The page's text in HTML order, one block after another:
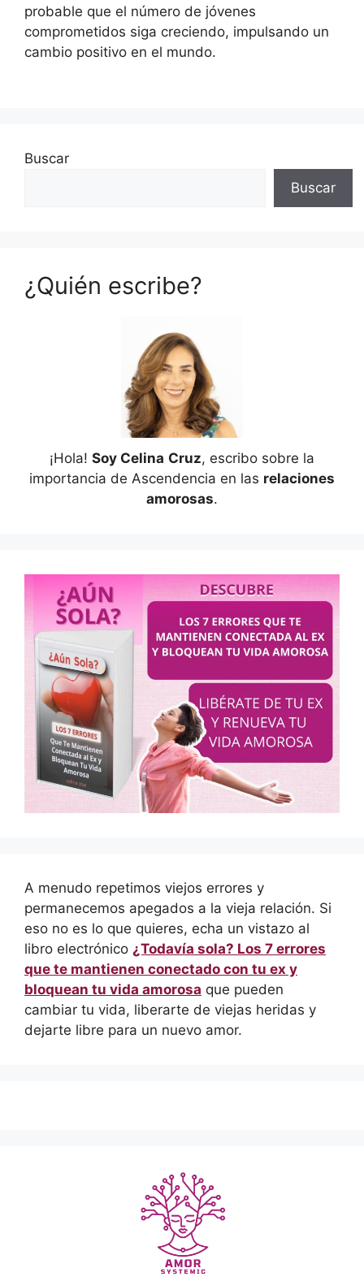
probable que el número de jóvenes
comprometidos siga creciendo, impulsando un
cambio positivo en el mundo.
Buscar
Buscar
¿Quién escribe?
¡Hola! Soy Celina Cruz, escribo sobre la
importancia de Ascendencia en las relaciones
amorosas.
A menudo repetimos viejos errores y
permanecemos apegados a la vieja relación. Si
eso no es lo que quieres, echa un vistazo al
libro electrónico ¿Todavía sola? Los 7 errores
que te mantienen conectado con tu ex y
bloquean tu vida amorosa que pueden
cambiar tu vida, liberarte de viejas heridas y
dejarte libre para un nuevo amor.